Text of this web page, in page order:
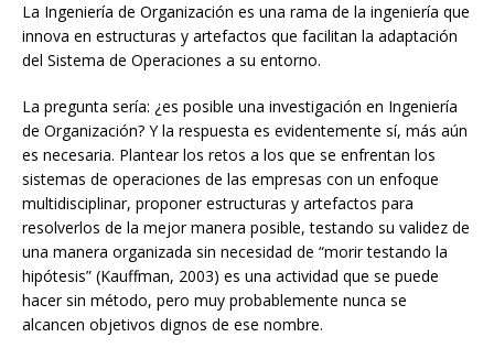
La Ingeniería de Organización es una rama de la ingeniería que
innova en estructuras y artefactos que facilitan la adaptación
del Sistema de Operaciones a su entorno.
La pregunta sería: ¿es posible una investigación en Ingeniería
de Organización? Y la respuesta es evidentemente sí, más aún
es necesaria. Plantear los retos a los que se enfrentan los
sistemas de operaciones de las empresas con un enfoque
multidisciplinar, proponer estructuras y artefactos para
resolverlos de la mejor manera posible, testando su validez de
una manera organizada sin necesidad de “morir testando la
hipótesis” (Kauffman, 2003) es una actividad que se puede
hacer sin método, pero muy probablemente nunca se
alcancen objetivos dignos de ese nombre.